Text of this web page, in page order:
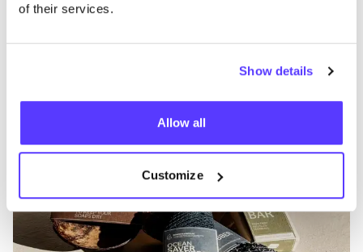
of their services.
Show details
Allow all
Customize
Boavista Circular